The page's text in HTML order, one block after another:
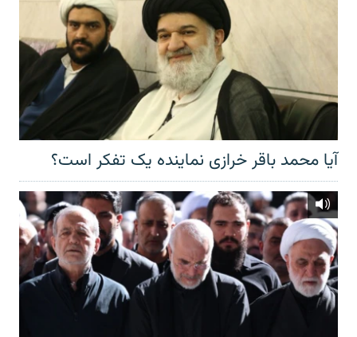
آیا محمد باقر خرازی نماینده یک تفکر است؟